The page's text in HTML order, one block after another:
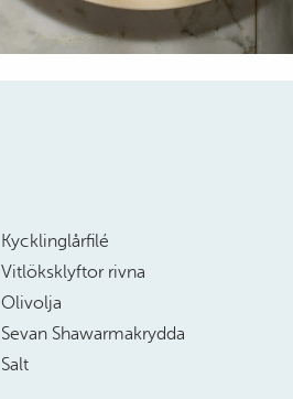
Kycklinglårfilé
Vitlöksklyftor rivna
Olivolja
Sevan Shawarmakrydda
Salt